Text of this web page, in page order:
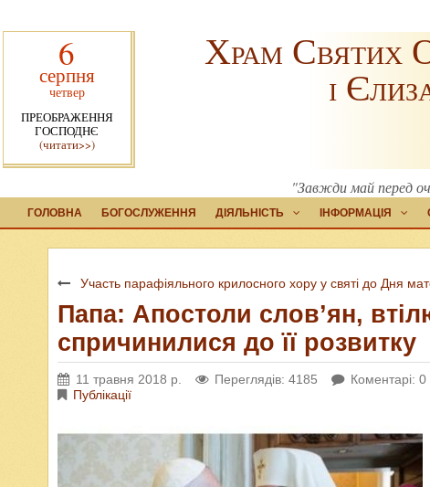
6
серпня
четвер
ПРЕОБРАЖЕННЯ
ГОСПОДНЄ
(читати>>)
Храм Святих
і
"Завжди май перед
ГОЛОВНА БОГОСЛУЖЕННЯ ДІЯЛЬНІСТЬ ІНФОРМАЦІЯ
Участь парафіяльного крилосного хору у святі до Дня
Папа: Апостоли слов’ян,
спричинилися до її розвитку
11 травня 2018 р. Переглядів: 4185
Коментарі: 0
Публікації